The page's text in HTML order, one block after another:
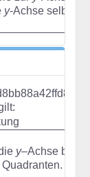
y-Achse selbst.
y–Achse bei